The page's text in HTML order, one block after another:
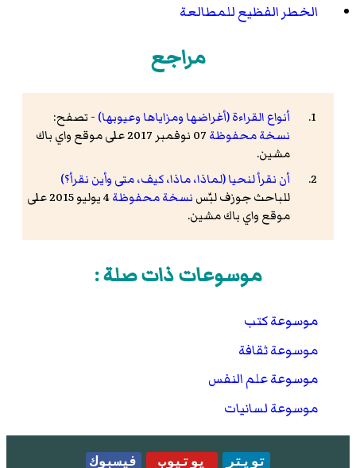
الخطر الفظيع للمطالعة
مراجع
أنواع القراءة (أغراضها ومزاياها وعيوبها) - تصفح:
نسخة محفوظة
07 نوفمبر 2017 على موقع واي باك
مشين.
أن نقرأ لنحيا (لماذا، ماذا، كيف، متى وأين نقرأ؟)
للباحث جوزف لبّس نسخة محفوظة
4 يوليو 2015 على
موقع واي باك مشين.
موسوعات ذات صلة :
موسوعة كتب
موسوعة ثقافة
موسوعة علم النفس
موسوعة لسانيات
تويتر يوتيوب فيسبوك